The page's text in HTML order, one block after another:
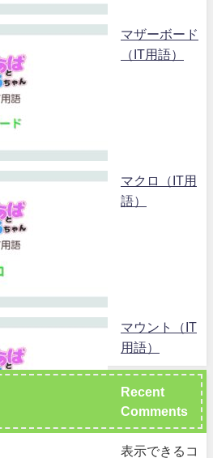
マザーボード
（IT用語）
マクロ（IT用
語）
マウント（IT
用語）
Recent
Comments
表示できるコ